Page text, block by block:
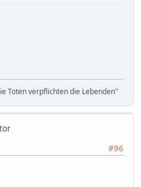
Toten verpflichten die Lebenden"
#96